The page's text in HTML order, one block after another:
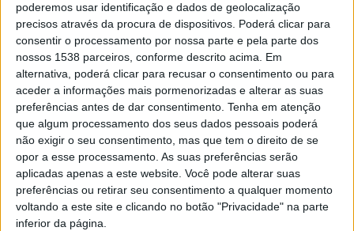
poderemos usar identificação e dados de geolocalização
precisos através da procura de dispositivos. Poderá clicar para
consentir o processamento por nossa parte e pela parte dos
nossos 1538 parceiros, conforme descrito acima. Em
alternativa, poderá clicar para recusar o consentimento ou para
aceder a informações mais pormenorizadas e alterar as suas
preferências antes de dar consentimento. Tenha em atenção
que algum processamento dos seus dados pessoais poderá
não exigir o seu consentimento, mas que tem o direito de se
opor a esse processamento. As suas preferências serão
aplicadas apenas a este website. Você pode alterar suas
preferências ou retirar seu consentimento a qualquer momento
voltando a este site e clicando no botão "Privacidade" na parte
inferior da página.
É proibida a venda de bebidas alcoólicas em áreas
de serviço ou em postos de abastecimento de
combustíveis e, a partir das 20:00, nos
estabelecimentos de comércio a retalho, incluindo
supermercados e hipermercados.
É proibido o consumo de bebidas alcoólicas em
espaços ao ar livre e na via pública, exceto nas
esplanadas. Após as 20:00, o consumo de bebidas
alcoólicas nas esplanadas só poderá ser feito no
âmbito do serviço de refeições.
Os veículos particulares com lotação superior a